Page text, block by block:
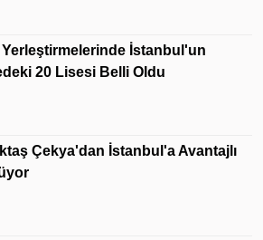
Yerleştirmelerinde İstanbul'un
20 Lisesi Belli Oldu
Çekya'dan İstanbul'a Avantajlı